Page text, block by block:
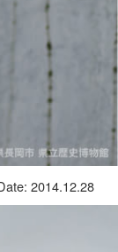
2014.12.28